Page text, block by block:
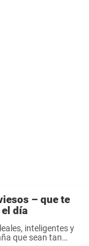
– que te
día
inteligentes y
que sean tan